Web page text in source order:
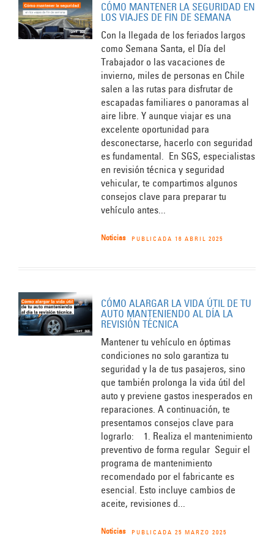
CÓMO MANTENER LA SEGURIDAD EN
LOS VIAJES DE FIN DE SEMANA
Con la llegada de los feriados largos
como Semana Santa, el Día del
Trabajador o las vacaciones de
invierno, miles de personas en Chile
salen a las rutas para disfrutar de
escapadas familiares o panoramas al
aire libre. Y aunque viajar es una
excelente oportunidad para
desconectarse, hacerlo con seguridad
es fundamental. En SGS, especialistas
en revisión técnica y seguridad
vehicular, te compartimos algunos
consejos clave para preparar tu
vehículo antes...
Noticias PUBLICADA 16 ABRIL 2025
CÓMO ALARGAR LA VIDA ÚTIL DE TU
AUTO MANTENIENDO AL DÍA LA
REVISIÓN TÉCNICA
Mantener tu vehículo en óptimas
condiciones no solo garantiza tu
seguridad y la de tus pasajeros, sino
que también prolonga la vida útil del
auto y previene gastos inesperados en
reparaciones. A continuación, te
presentamos consejos clave para
lograrlo: 1. Realiza el mantenimiento
preventivo de forma regular Seguir el
programa de mantenimiento
recomendado por el fabricante es
esencial. Esto incluye cambios de
aceite, revisiones d...
Noticias PUBLICADA 25 MARZO 2025